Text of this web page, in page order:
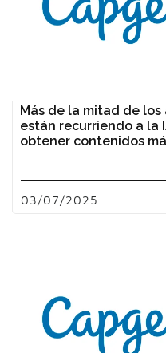
Más de la mitad de
están recurriendo a la
obtener contenidos
03/07/2025